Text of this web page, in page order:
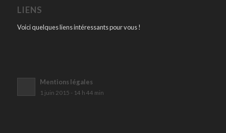
LIENS
Voici quelques liens intéressants pour vous !
Mentions légales
1 juin 2015 - 14 h 44 min